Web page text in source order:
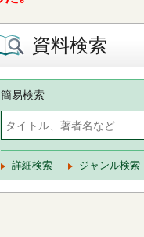
資料検索
簡易検索
詳細検索 ジャンル検索